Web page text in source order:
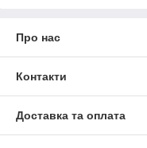
Про нас
Контакти
Доставка та оплата